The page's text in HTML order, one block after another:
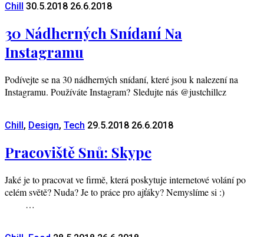
Chill 30.5.2018 26.6.2018
30 Nádherných Snídaní Na
Instagramu
Podívejte se na 30 nádherných snídaní, které jsou k nalezení na
Instagramu. Používáte Instagram? Sledujte nás @justchillcz
Chill, Design, Tech 29.5.2018 26.6.2018
Pracoviště Snů: Skype
Jaké je to pracovat ve firmě, která poskytuje internetové volání po
celém světě? Nuda? Je to práce pro ajťáky? Nemyslíme si :)
…